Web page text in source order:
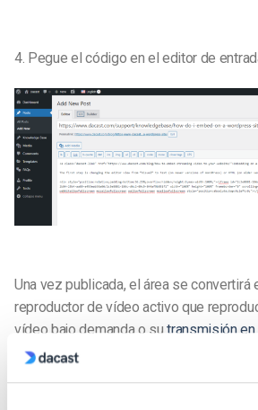
4. Pegue el código en el editor de
Una vez publicada, el área se convertirá
reproductor de vídeo activo que
vídeo bajo demanda o sutransmisión
Si tiene más preguntas sobre cómo